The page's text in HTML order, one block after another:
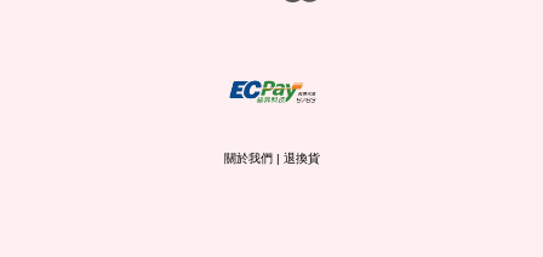
關於我們| 退換貨